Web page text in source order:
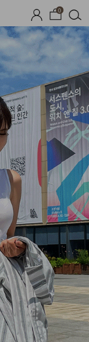
0
오프 1+1 기획